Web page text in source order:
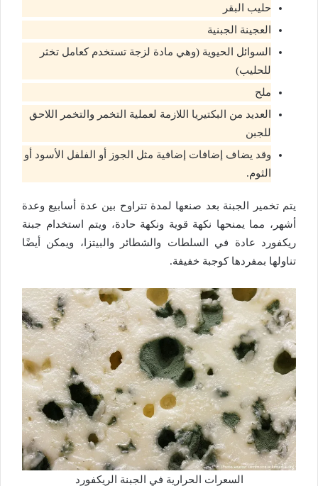
حليب البقر
العجينة الجبنية
السوائل الحيوية (وهي مادة لزجة تستخدم كعامل تخثر
للحليب)
ملح
العديد من البكتيريا اللازمة لعملية التخمر والتخمر اللاحق
للجبن
وقد يضاف إضافات إضافية مثل الجوز أو الفلفل الأسود أو
الثوم.
يتم تخمير الجبنة بعد صنعها لمدة تتراوح بين عدة أسابيع وعدة
أشهر، مما يمنحها نكهة قوية ونكهة حادة، ويتم استخدام جبنة
ريكفورد عادة في السلطات والشطائر والبيتزا، ويمكن أيضًا
تناولها بمفردها كوجبة خفيفة.
السعرات الحرارية في الجبنة الريكفورد